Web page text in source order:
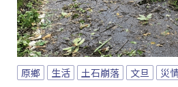
原鄉 生活 土石崩落 文旦 災